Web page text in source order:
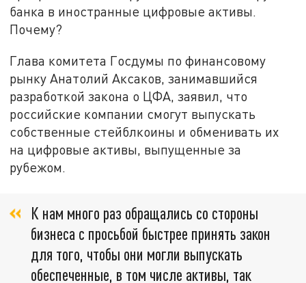
банка в иностранные цифровые активы.
Почему?
Глава комитета Госдумы по финансовому
рынку Анатолий Аксаков, занимавшийся
разработкой закона о ЦФА, заявил, что
российские компании смогут выпускать
собственные стейблкоины и обменивать их
на цифровые активы, выпущенные за
рубежом.
К нам много раз обращались со стороны
бизнеса с просьбой быстрее принять закон
для того, чтобы они могли выпускать
обеспеченные, в том числе активы, так